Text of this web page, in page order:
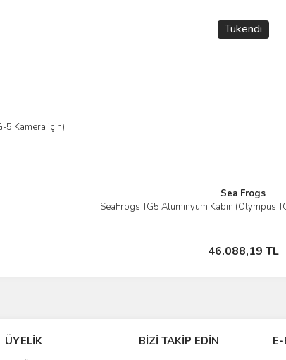
5 Kamera için)
Tükendi
Sea Frogs
SeaFrogs TG5 Alüminyum Kabin (Olympus
46.088,19 TL
İncele
Stokta Yok
ÜYELİK BİZİ TAKİP EDİN